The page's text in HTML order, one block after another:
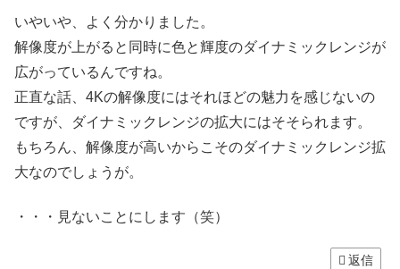
いやいや、よく分かりました。
解像度が上がると同時に色と輝度のダイナミックレンジが
広がっているんですね。
正直な話、4Kの解像度にはそれほどの魅力を感じないの
ですが、ダイナミックレンジの拡大にはそそられます。
もちろん、解像度が高いからこそのダイナミックレンジ拡
大なのでしょうが。
・・・見ないことにします（笑）
返信